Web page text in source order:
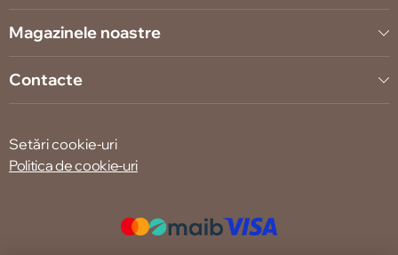
Magazinele noastre
Contacte
Setări cookie-uri
Politica de cookie-uri